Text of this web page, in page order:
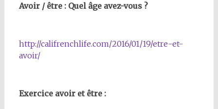
Avoir / être : Quel âge avez-vous ?
http://califrenchlife.com/2016/01/19/etre-et-
avoir/
Exercice avoir et être :